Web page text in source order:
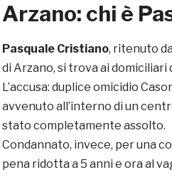
Arzano: chi è
Pasquale Cristiano, ritenuto
di Arzano, si trova ai domiciliari
L’accusa: duplice omicidio
avvenuto all’interno di un
stato completamente assolto.
Condannato, invece, per una
pena ridotta a 5 anni e ora al